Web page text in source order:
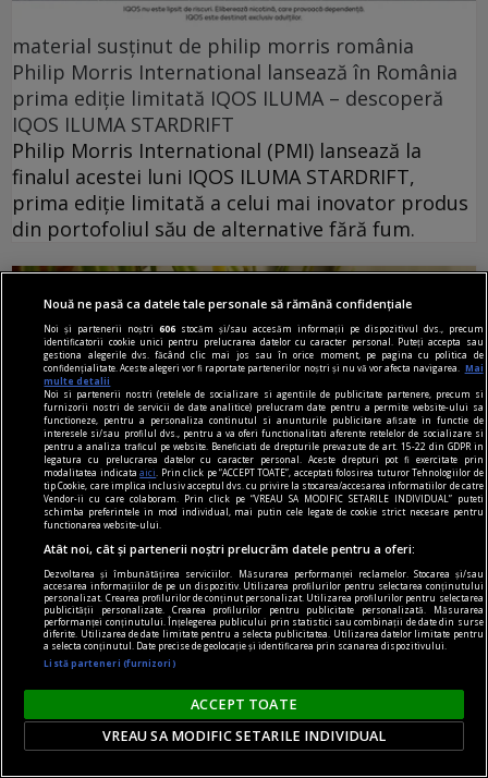
material susținut de philip morris românia
Philip Morris International lansează în România
prima ediție limitată IQOS ILUMA – descoperă
IQOS ILUMA STARDRIFT
Philip Morris International (PMI) lansează la
finalul acestei luni IQOS ILUMA STARDRIFT,
prima ediție limitată a celui mai inovator produs
din portofoliul său de alternative fără fum.
publicitate
Grand Hotel Europa sau adevărul minciunilor la
persoana întîi
Cu atît mai puțin unul în vogă ca autoficțiunea,
explorat de nume mari ale ultimelor decenii
precum Annie Ernaux sau Karl Ove Knausgård.
Nouă ne pasă ca datele tale personale să rămână confidențiale
Noi și partenerii noștri606 stocăm și/sau accesăm informații pe dispozitivul dvs., precum
identificatorii cookie unici pentru prelucrarea datelor cu caracter personal. Puteți accepta sau
gestiona alegerile dvs. făcând clic mai jos sau în orice moment, pe pagina cu politica de
confidențialitate. Aceste alegeri vor fi raportate partenerilor noștri și nu vă vor afecta navigarea.
Mai
multe detalii
Noi si partenerii nostri (retelele de socializare si agentiile de publicitate partenere, precum si
furnizorii nostri de servicii de date analitice) prelucram date pentru a permite website-ului sa
functioneze, pentru a personaliza continutul si anunturile publicitare afisate in functie de
interesele si/sau profilul dvs., pentru a va oferi functionalitati aferente retelelor de socializare si
pentru a analiza traficul pe website. Beneficiati de drepturile prevazute de art. 15-22 din GDPR in
legatura cu prelucrarea datelor cu caracter personal. Aceste drepturi pot fi exercitate prin
modalitatea indicataaici
. Prin click pe “ACCEPT TOATE”, acceptati folosirea tuturor Tehnologiilor de
tip Cookie, care implica inclusiv acceptul dvs. cu privire la stocarea/accesarea informatiilor de catre
Vendor-ii cu care colaboram. Prin click pe “VREAU SA MODIFIC SETARILE INDIVIDUAL” puteti
schimba preferintele in mod individual, mai putin cele legate de cookie strict necesare pentru
functionarea website-ului.
Atât noi, cât și partenerii noștri prelucrăm datele pentru a oferi:
Dezvoltarea și îmbunătățirea serviciilor. Măsurarea performanței reclamelor. Stocarea și/sau
accesarea informațiilor de pe un dispozitiv. Utilizarea profilurilor pentru selectarea conținutului
personalizat. Crearea profilurilor de conținut personalizat. Utilizarea profilurilor pentru selectarea
publicității personalizate. Crearea profilurilor pentru publicitate personalizată. Măsurarea
performanței conținutului. Înțelegerea publicului prin statistici sau combinații de date din surse
diferite. Utilizarea de date limitate pentru a selecta publicitatea. Utilizarea datelor limitate pentru
a selecta conținutul. Date precise de geolocație și identificarea prin scanarea dispozitivului.
Listă parteneri (furnizori)
ACCEPT TOATE
VREAU SA MODIFIC SETARILE INDIVIDUAL